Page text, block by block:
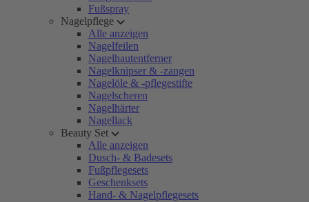
Fußspray
Nagelpflege
Alle anzeigen
Nagelfeilen
Nagelhautentferner
Nagelknipser & -zangen
Nagelöle & -pflegestifte
Nagelscheren
Nagelhärter
Nagellack
Beauty Set
Alle anzeigen
Dusch- & Badesets
Fußpflegesets
Geschenksets
Hand- & Nagelpflegesets